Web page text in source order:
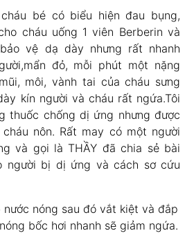
bé có biểu hiện đau bụng,
cháu uống 1 viên Berberin và
vệ dạ dày nhưng rất nhanh
đỏ, mỗi phút một nặng
môi, vành tai của cháu sưng
kín người và cháu rất ngứa.Tôi
thuốc chống dị ứng nhưng được
nôn. Rất may có một người
và gọi là THẦY đã chia sẻ bài
người bị dị ứng và cách sơ cứu
nước nóng sau đó vắt kiệt và đắp
bốc hơi nhanh sẽ giảm ngứa.